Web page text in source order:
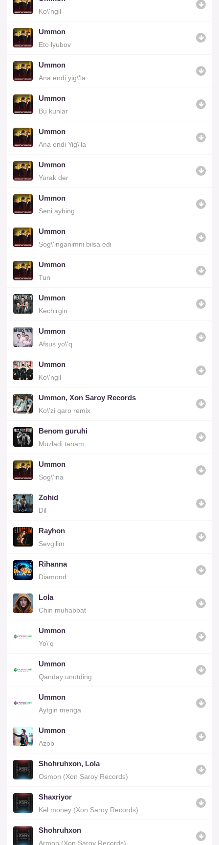
Ko\'ngil
Ummon
Eto lyubov
Ummon
Ana endi yig\'la
Ummon
Bu kunlar
Ummon
Ana endi Yig\'la
Ummon
Yurak der
Ummon
Seni aybing
Ummon
Sog\'inganimni bilsa edi
Ummon
Tun
Ummon
Kechirgin
Ummon
Afsus yo\'q
Ummon
Ko\'ngil
Ummon, Xon Saroy Records
Ko\'zi qaro remix
Benom guruhi
Muzladi tanam
Ummon
Sog\'ina
Zohid
Dil
Rayhon
Sevgilim
Rihanna
Diamond
Lola
Chin muhabbat
Ummon
Yo\'q
Ummon
Qanday unutding
Ummon
Aytgin menga
Ummon
Azob
Shohruhxon, Lola
Osmon (Xon Saroy Records)
Shaxriyor
Kel money (Xon Saroy Records)
Shohruhxon
Armon (Xon Saroy Records)